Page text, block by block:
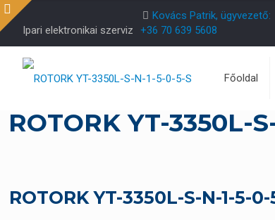
Ipari elektronikai szerviz
Kovács Patrik, ügyvezető:
+36 70 639 5608
Főoldal
ROTORK YT-3350L-
ROTORK YT-3350L-S-N-1-